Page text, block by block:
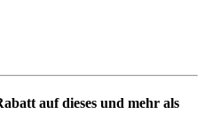
auf dieses und mehr als